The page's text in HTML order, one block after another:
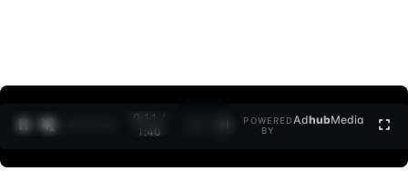
0:12 /
1:40
POWERED
BY
AdhubMedia